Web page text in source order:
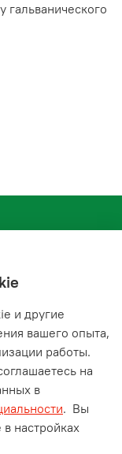
гальванического
и другие
вашего опыта,
работы.
на
в
. Вы
настройках